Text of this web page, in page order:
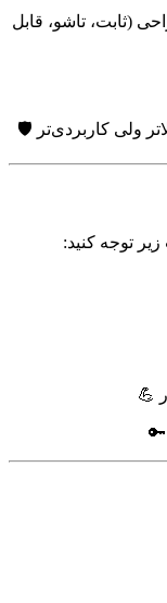
(ثابت، تاشو، قابل
ولی کاربردی‌تر 🛡️
زیر توجه کنید:
💪